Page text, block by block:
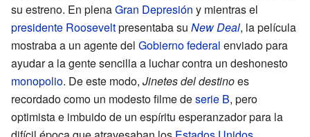
su estreno. En plenaGran Depresión y mientras el
presidente Rooseveltpresentaba su New Deal, la película
mostraba a un agente del Gobierno federal enviado para
ayudar a la gente sencilla a luchar contra un deshonesto
monopolio. De este modo, Jinetes del destinoes
recordado como un modesto filme deserie B, pero
optimista e imbuido de un espíritu esperanzador para la